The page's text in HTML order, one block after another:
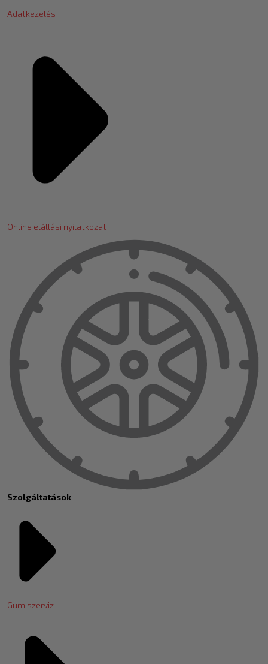
Adatkezelés
Online elállási nyilatkozat
Szolgáltatások
Gumiszerviz